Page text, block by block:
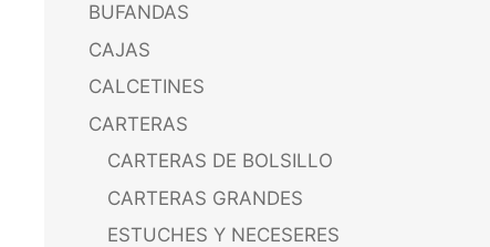
BUFANDAS
CAJAS
CALCETINES
CARTERAS
CARTERAS DE BOLSILLO
CARTERAS GRANDES
ESTUCHES Y NECESERES